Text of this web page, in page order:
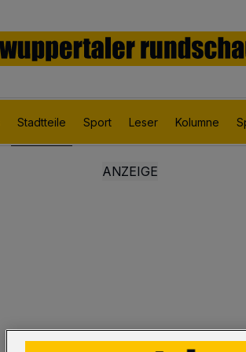
Stadtteile Sport Leser Kolumne